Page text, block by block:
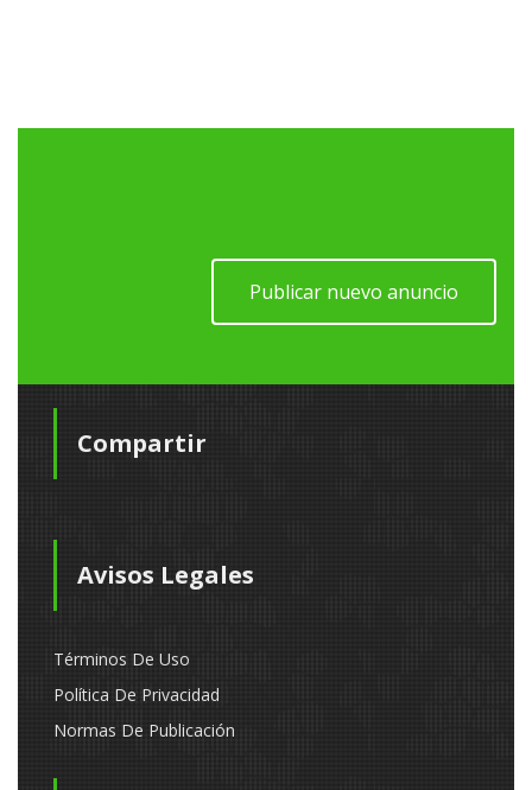
Publicar nuevo anuncio
Compartir
Avisos Legales
Términos De Uso
Política De Privacidad
Normas De Publicación